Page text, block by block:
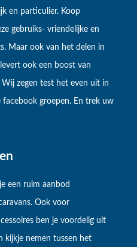
en particulier. Koop
gebruiks- vriendelijke en
Maar ook van het delen in
ook een boost van
zegen test het even uit in
groepen. En trek uw
een ruim aanbod
Ook voor
ben je voordelig uit
kijkje nemen tussen het